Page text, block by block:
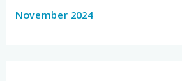
November 2024